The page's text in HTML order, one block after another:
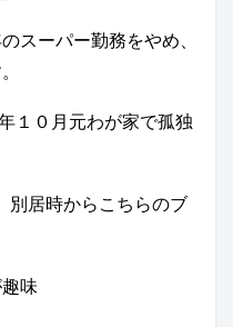
スーパー勤務をやめ、
１０月元わが家で孤独
別居時からこちらのブ
味